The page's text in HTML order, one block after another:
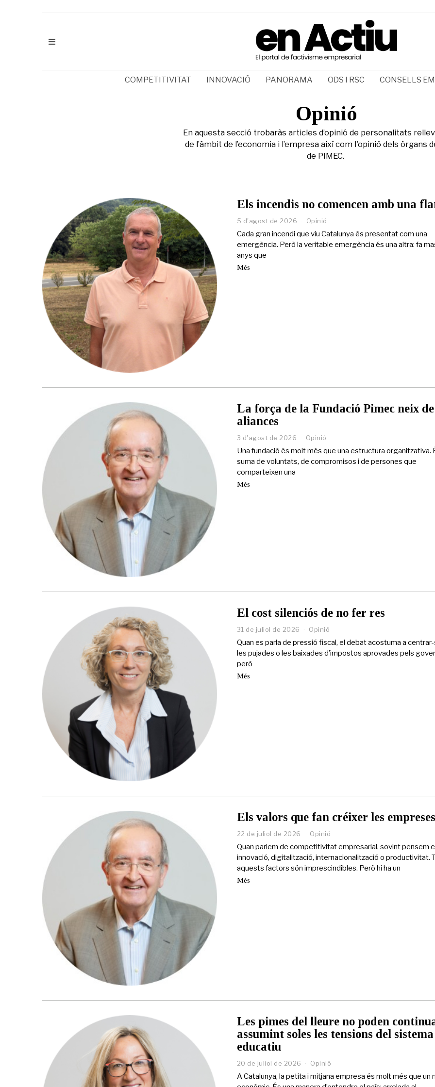
COMPETITIVITAT INNOVACIÓ PANORAMA ODS I RSC CONSELLS
Opinió
En aquesta secció trobaràs articles d’opinió de personalitats
de l’àmbit de l’economia i l’empresa així com l'opinió dels òrgans
de PIMEC.
Els incendis no comencen amb una
5 d'agost de 2026 5
'
a
Opinió
Cada gran incendi que viu Catalunya és presentat com una
emergència. Però la veritable emergència és una altra: fa
anys que
Més
La força de la Fundació Pimec neix de
aliances
3 d'agost de 2026
d
e
Opinió
Una fundació és molt més que una estructura organitzativa.
suma de voluntats, de compromisos i de persones que
comparteixen una
Més
El cost silenciós de no fer res
31 de juliol de 2026
3
d
e
Opinió
Quan es parla de pressió fiscal, el debat acostuma a
les pujades o les baixades d’impostos aprovades pels
però
Més
Els valors que fan créixer les empreses
22 de juliol de 2026 Opinió
Quan parlem de competitivitat empresarial, sovint pensem
innovació, digitalització, internacionalització o productivitat.
aquests factors són imprescindibles. Però hi ha un
Més
Les pimes del lleure no poden
assumint soles les tensions del sistema
educatiu
20 de juliol de 2026
2
d
Opinió
A Catalunya, la petita i mitjana empresa és molt més que un